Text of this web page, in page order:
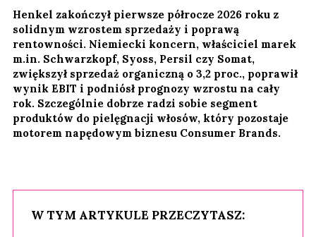
Henkel zakończył pierwsze półrocze 2026 roku z
solidnym wzrostem sprzedaży i poprawą
rentowności. Niemiecki koncern, właściciel marek
m.in. Schwarzkopf, Syoss, Persil czy Somat,
zwiększył sprzedaż organiczną o 3,2 proc., poprawił
wynik EBIT i podniósł prognozy wzrostu na cały
rok. Szczególnie dobrze radzi sobie segment
produktów do pielęgnacji włosów, który pozostaje
motorem napędowym biznesu Consumer Brands.
W TYM ARTYKULE PRZECZYTASZ: